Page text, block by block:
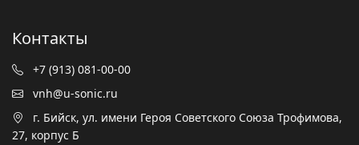
Контакты
+7 (913) 081-00-00
vnh@u-sonic.ru
г. Бийск, ул. имени Героя Советского Союза Трофимова,
27, корпус Б